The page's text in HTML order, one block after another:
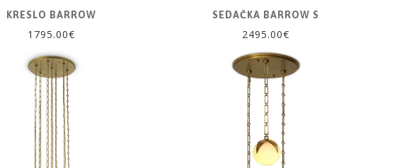
KRESLO BARROW
1795.00€
SEDAČKA BARROW S
2495.00€